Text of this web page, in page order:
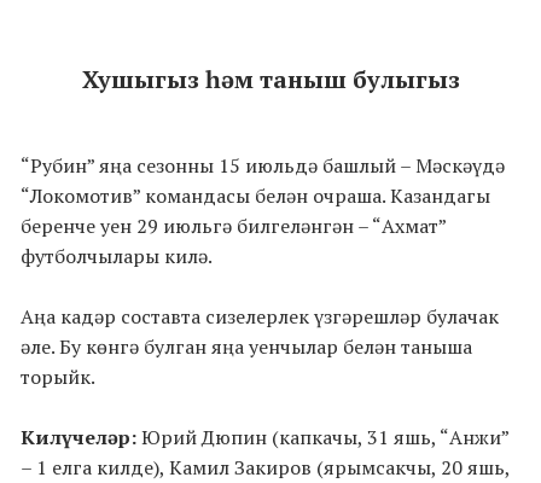
Хушыгыз һәм таныш булыгыз
“Рубин” яңа сезонны 15 июльдә башлый – Мәскәүдә
“Локомотив” командасы белән очраша. Казандагы
беренче уен 29 июльгә билгеләнгән – “Ахмат”
футболчылары килә.
Аңа кадәр составта сизелерлек үзгәрешләр булачак
әле. Бу көнгә булган яңа уенчылар белән таныша
торыйк.
Килүчеләр:Юрий Дюпин (капкачы, 31 яшь, “Анжи”
– 1 елга килде), Камил Закиров (ярымсакчы, 20 яшь,